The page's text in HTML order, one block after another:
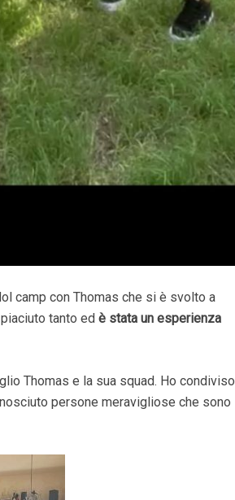
camp con Thomas che si è svolto a
tanto ed è stata un esperienza
Thomas e la sua squad. Ho condiviso
persone meravigliose che sono